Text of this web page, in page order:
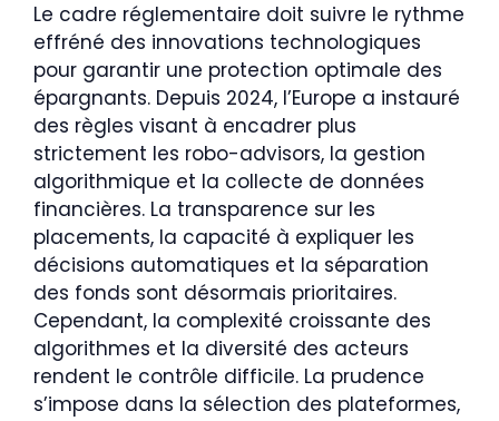
Le cadre réglementaire doit suivre le rythme
effréné des innovations technologiques
pour garantir une protection optimale des
épargnants. Depuis 2024, l’Europe a instauré
des règles visant à encadrer plus
strictement les robo-advisors, la gestion
algorithmique et la collecte de données
financières. La transparence sur les
placements, la capacité à expliquer les
décisions automatiques et la séparation
des fonds sont désormais prioritaires.
Cependant, la complexité croissante des
algorithmes et la diversité des acteurs
rendent le contrôle difficile. La prudence
s’impose dans la sélection des plateformes,